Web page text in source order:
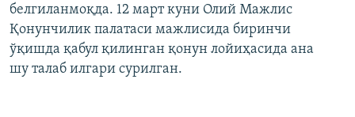
белгиланмоқда. 12 март куни Олий Мажлис
Қонунчилик палатаси мажлисида биринчи
ўқишда қабул қилинган қонун лойиҳасида ана
шу талаб илгари сурилган.